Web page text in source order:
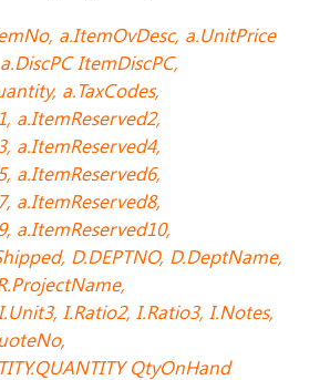
a.ItemOvDesc, a.UnitPrice
ItemDiscPC,
a.TaxCodes,
a.ItemReserved2,
a.ItemReserved4,
a.ItemReserved6,
a.ItemReserved8,
a.ItemReserved10,
D.DEPTNO, D.DeptName,
I.Ratio2, I.Ratio3, I.Notes,
QtyOnHand